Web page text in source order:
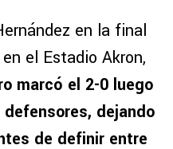
en la final
el Estadio Akron,
marcó el 2-0 luego
dejando
de definir entre